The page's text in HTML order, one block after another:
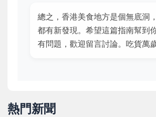
總之，香港美食地方是個無底洞
都有新發現。希望這篇指南幫到
有問題，歡迎留言討論。吃貨萬
熱門新聞